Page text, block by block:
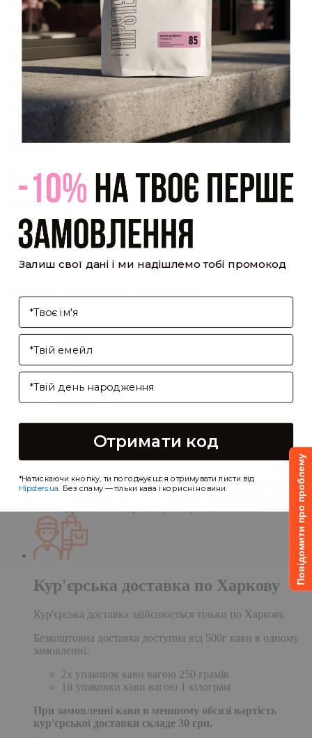
Повідомити про проблему
Закрити
Акаунт створено
Ви зареєструвалися на сайті Hipster.coffeeroasters і вже
можете користуватися особистим кабінетом, щоб отримувати
знижки та відстежувати історію замовлень!
мій профіль
Оптовий прайс
[cf7form cf7key="wholesale-popup"]
Обсмажування кави
[cf7form cf7key="roasting-popup"]
Умови доставки та оплати
Самовивіз
Самовивіз дає Вам можливість оформити
замовлення на сайті, а забрати його в нашій
кав'ярні. Деталі:
протягом однієї доби після обробки замовлення;
Чекаємо Вас у гості в кав'ярні
за
Кур'єрська доставка по Харкову
Кур'єрська доставка здійснюється тільки по Харкову.
Безкоштовна доставка доступна від 500г кави в одному
замовленні:
2х упаковок кави вагою 250 грамів
1й упаковки кави вагою 1 кілограм
При замовленні кави в меншому обсязі вартість
кур'єрської доставки складе 30 грн.
Залиш свої дані і ми надішлемо тобі промокод
І'мя
Enter your email address
Birthday
Отримати код
*Натискаючи кнопку, ти погоджуєшся отримувати листи від
Hipsters.ua. Без спаму — тільки кава і корисні новини.